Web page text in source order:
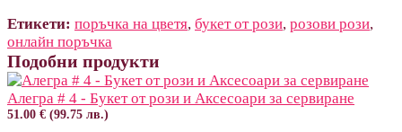
Етикети: поръчка на цветя, букет от рози, розови рози,
онлайн поръчка
Подобни продукти
Алегра # 4 - Букет от рози и Аксесоари за сервиране
51.00 € (99.75 лв.)